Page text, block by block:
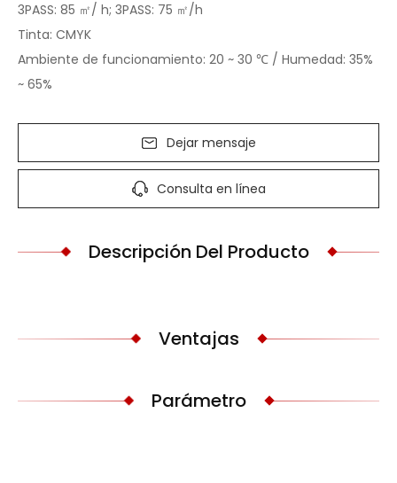
3PASS: 85 ㎡/ h; 3PASS: 75 ㎡/h
Tinta: CMYK
Ambiente de funcionamiento: 20 ~ 30 ℃ / Humedad: 35%
~ 65%
Dejar mensaje
Consulta en línea
Descripción Del Producto
Ventajas
Parámetro